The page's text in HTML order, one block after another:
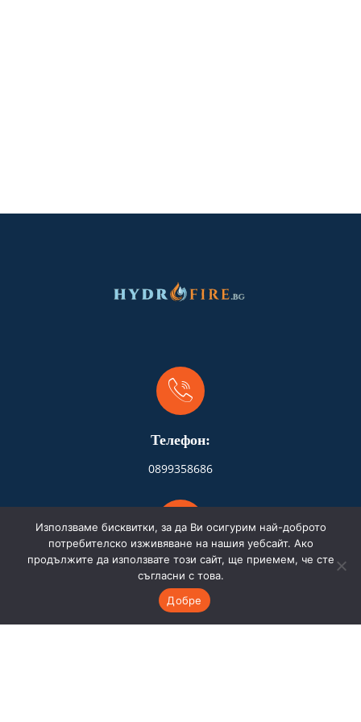
Телефон:
0899358686
Адрес:
Бургас
Използваме бисквитки, за да Ви осигурим най-доброто
потребителско изживяване на нашия уебсайт. Ако
продължите да използвате този сайт, ще приемем, че сте
съгласни с това.
Добре